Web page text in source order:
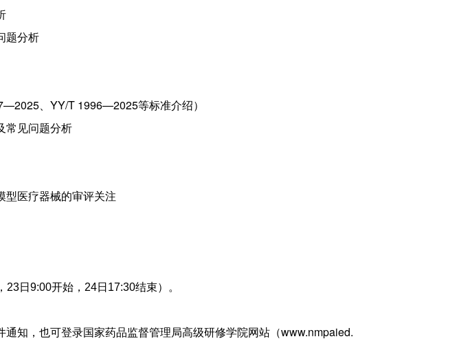
题分析
、YY/T 1996—2025等标准介绍）
常见问题分析
型医疗器械的审评关注
23日9:00开始，24日17:30结束）。
知，也可登录国家药品监督管理局高级研修学院网站（www.nmpaied.